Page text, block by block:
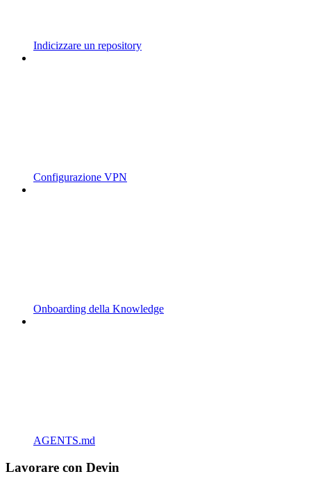
Indicizzare un repository
Configurazione VPN
Onboarding della Knowledge
AGENTS.md
Lavorare con Devin